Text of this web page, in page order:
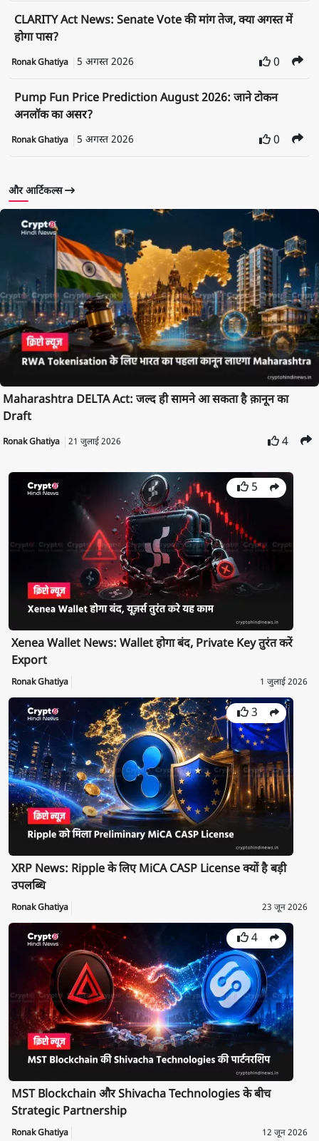
CLARITY Act News: Senate Vote की मांग तेज, क्या अगस्त में
होगा पास?
Ronak Ghatiya 5 अगस्त 2026 0
Pump Fun Price Prediction August 2026: जाने टोकन
अनलॉक का असर?
Ronak Ghatiya 5 अगस्त 2026 0
और आर्टिकल्स
Maharashtra DELTA Act: जल्द ही सामने आ सकता है क़ानून का
Draft
Ronak Ghatiya 21 जुलाई 2026 4
5
Xenea Wallet News: Wallet होगा बंद, Private Key तुरंत करें
Export
Ronak Ghatiya 1 जुलाई 2026
3
XRP News: Ripple के लिए MiCA CASP License क्यों है बड़ी
उपलब्धि
Ronak Ghatiya 23 जून 2026
4
MST Blockchain और Shivacha Technologies के बीच
Strategic Partnership
Ronak Ghatiya 12 जून 2026